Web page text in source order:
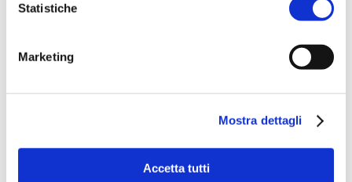
Statistiche
Marketing
Mostra dettagli
Accetta tutti